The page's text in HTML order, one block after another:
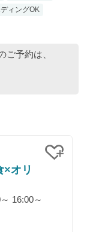
ィングOK
ご予約は、
×オリ
16:00～